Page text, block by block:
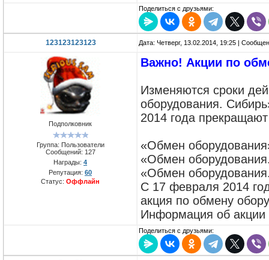
Поделиться с друзьями:
123123123123 Дата: Четверг, 13.02.2014, 19:25 |
Подполковник
Группа: Пользователи
Сообщений: 127
Награды: 4
Репутация: 60
Статус: Оффлайн
Важно! Акции по
Изменяются сроки
оборудования.
2014 года
«Обмен
«Обмен
«Обмен
С 17 февраля 2014
акция по обмену
Информация об акции
Поделиться с друзьями: